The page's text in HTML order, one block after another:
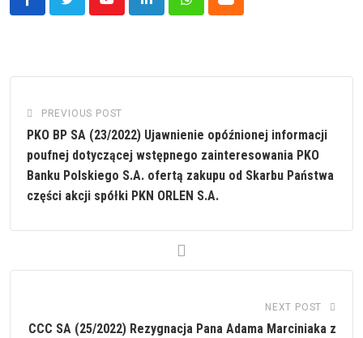
YoutubeLinkedInWhatsappCloud
PREVIOUS POST
PKO BP SA (23/2022) Ujawnienie opóźnionej informacji
poufnej dotyczącej wstępnego zainteresowania PKO
Banku Polskiego S.A. ofertą zakupu od Skarbu Państwa
części akcji spółki PKN ORLEN S.A.
NEXT POST
CCC SA (25/2022) Rezygnacja Pana Adama Marciniaka z